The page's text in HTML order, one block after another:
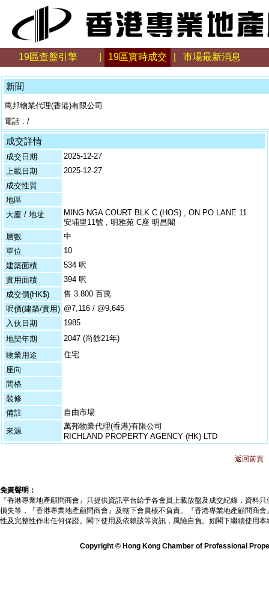
19區查盤引擎 19區實時成交 市場最新消息
新聞
萬邦物業代理(香港)有限公司
電話 : /
成交詳情
成交日期
2025-12-27
上載日期
2025-12-27
成交性質
地區
大廈 / 地址
MING NGA COURT BLK C (HOS) , ON PO LANE 11
安埔里11號 , 明雅苑 C座 明昌閣
層數
中
單位
10
建築面積
534 呎
實用面積
394 呎
成交價(HK$)
售 3.800 百萬
呎價(建築/實用) @7,116 / @9,645
入伙日期
1985
地契年期
2047 (尚餘21年)
物業用途
住宅
座向
間格
裝修
備註
自由市場
來源
萬邦物業代理(香港)有限公司
RICHLAND PROPERTY AGENCY (HK) LTD
返回前頁
免責聲明：
『香港專業地產顧問商會』只提供資訊平台給予各會員上載放盤及成交紀錄，資料
損失等，『香港專業地產顧問商會』及轄下會員概不負責。『香港專業地產顧問商
性及完整性作出任何保證。閣下使用及依賴該等資訊，風險自負。如閣下繼續使用
Copyright © Hong Kong Chamber of Professional